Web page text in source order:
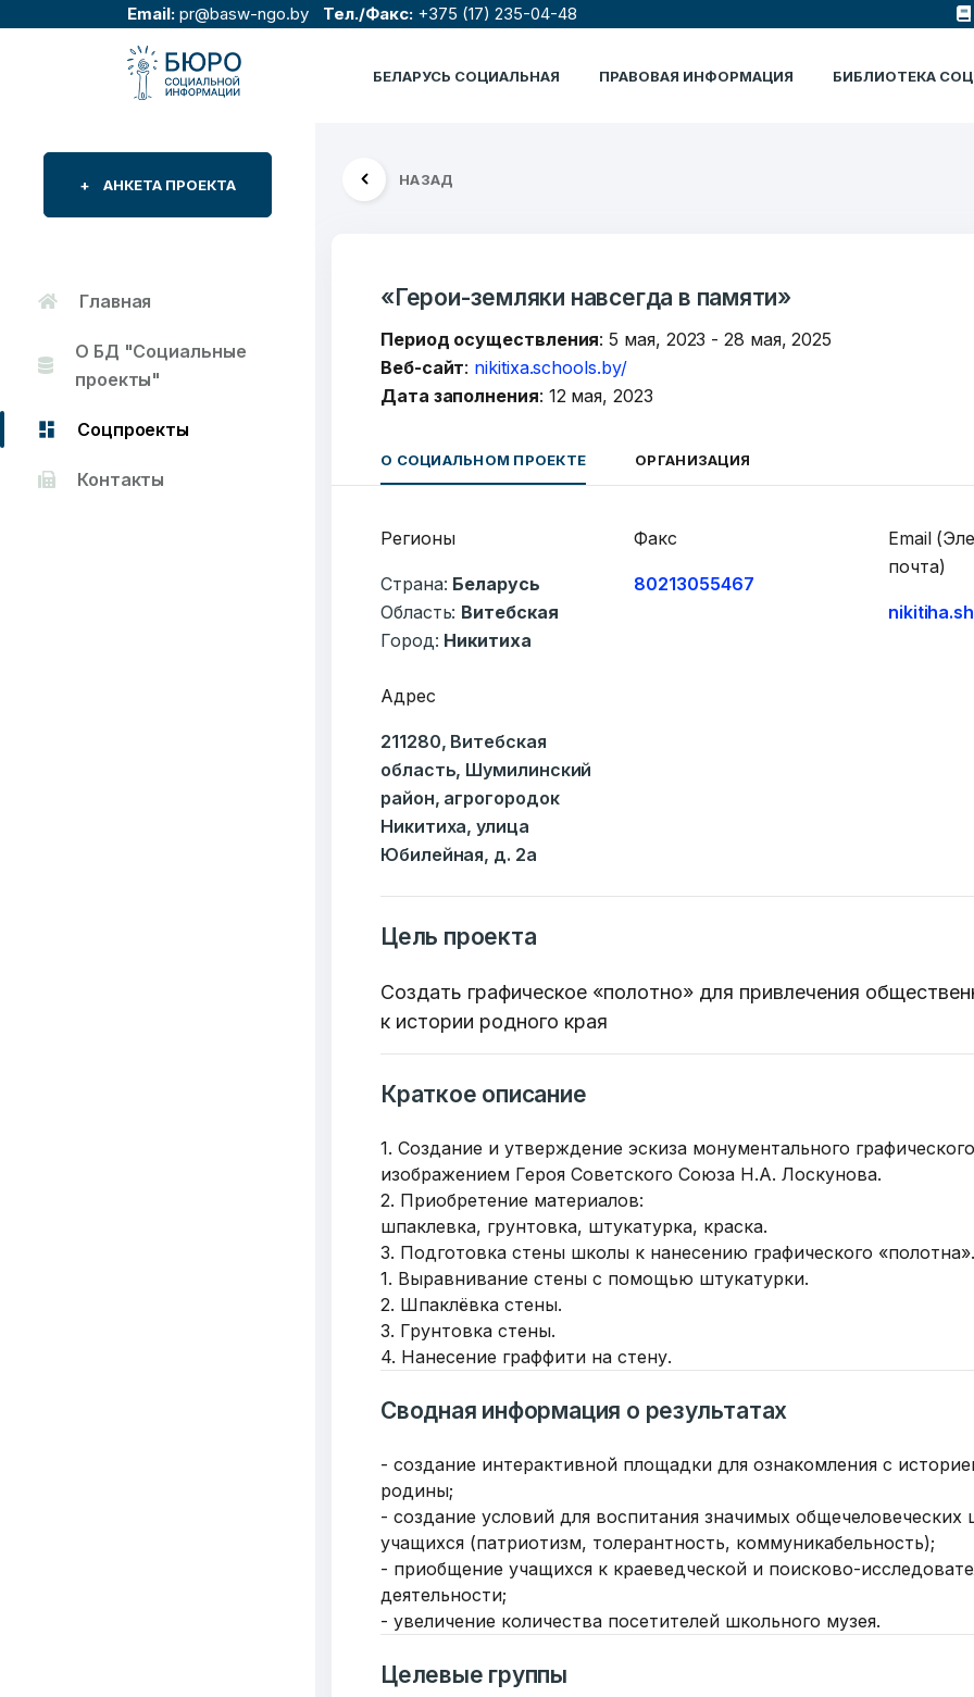
Email: pr@basw-ngo.by Тел./Факс: +375 (17) 235-04-48
БЕЛАРУСЬ СОЦИАЛЬНАЯ ПРАВОВАЯ ИНФОРМАЦИЯ БИБЛИОТЕКА
+ АНКЕТА ПРОЕКТА
Главная
О БД "Социальные
проекты"
Соцпроекты
Контакты
НАЗАД
«Герои-земляки навсегда в памяти»
Период осуществления: 5 мая, 2023 - 28 мая, 2025
Веб-сайт: nikitixa.schools.by/
Дата заполнения: 12 мая, 2023
О СОЦИАЛЬНОМ ПРОЕКТЕ ОРГАНИЗАЦИЯ
Регионы
Страна: Беларусь
Область: Витебская
Город: Никитиха
Адрес
211280, Витебская
область, Шумилинский
район, агрогородок
Никитиха, улица
Юбилейная, д. 2а
Факс
80213055467
Email
почта)
Цель проекта
Создать графическое «полотно» для привлечения
к истории родного края
Краткое описание
1. Создание и утверждение эскиза монументального
изображением Героя Советского Союза Н.А. Лоскунова.
2. Приобретение материалов:
шпаклевка, грунтовка, штукатурка, краска.
3. Подготовка стены школы к нанесению графического «полотна».
1. Выравнивание стены с помощью штукатурки.
2. Шпаклёвка стены.
3. Грунтовка стены.
4. Нанесение граффити на стену.
Сводная информация о результатах
- создание интерактивной площадки для ознакомления с
родины;
- создание условий для воспитания значимых общечеловеческих
учащихся (патриотизм, толерантность, коммуникабельность);
- приобщение учащихся к краеведческой и поисково-
деятельности;
- увеличение количества посетителей школьного музея.
Целевые группы